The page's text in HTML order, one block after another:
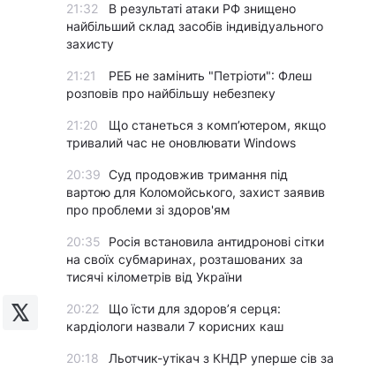
21:32
В результаті атаки РФ знищено
найбільший склад засобів індивідуального
захисту
21:21
РЕБ не замінить "Петріоти": Флеш
розповів про найбільшу небезпеку
21:20
Що станеться з комп’ютером, якщо
тривалий час не оновлювати Windows
20:39 Суд продовжив тримання під
вартою для Коломойського, захист заявив
про проблеми зі здоров'ям
20:35
Росія встановила антидронові сітки
на своїх субмаринах, розташованих за
тисячі кілометрів від України
20:22
Що їсти для здоров’я серця:
кардіологи назвали 7 корисних каш
20:18
Льотчик-утікач з КНДР уперше сів за